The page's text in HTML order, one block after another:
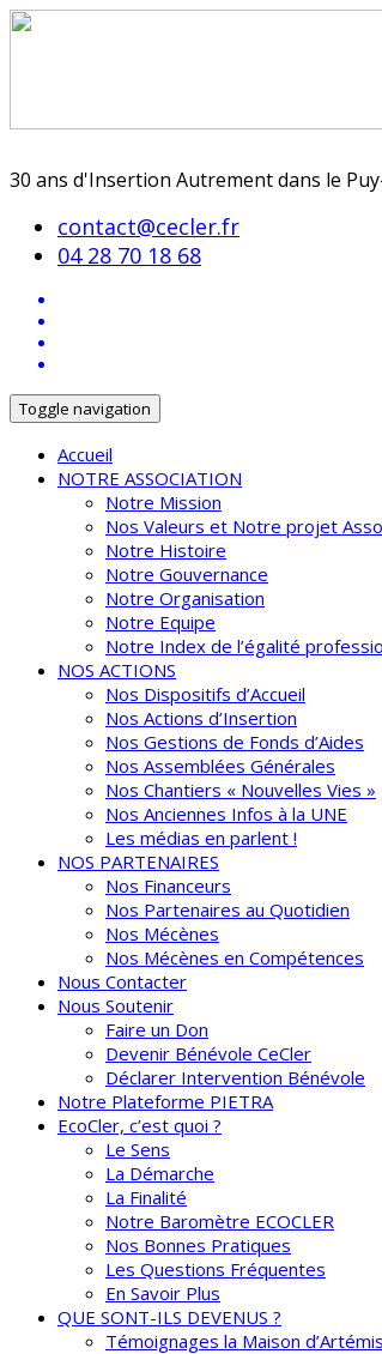
30 ans d'Insertion Autrement dans le
contact@cecler.fr
04 28 70 18 68
Toggle navigation
Accueil
NOTRE ASSOCIATION
Notre Mission
Nos Valeurs et Notre projet
Notre Histoire
Notre Gouvernance
Notre Organisation
Notre Equipe
Notre Index de l’égalité
NOS ACTIONS
Nos Dispositifs d’Accueil
Nos Actions d’Insertion
Nos Gestions de Fonds d’Aides
Nos Assemblées Générales
Nos Chantiers « Nouvelles Vies »
Nos Anciennes Infos à la UNE
Les médias en parlent !
NOS PARTENAIRES
Nos Financeurs
Nos Partenaires au Quotidien
Nos Mécènes
Nos Mécènes en Compétences
Nous Contacter
Nous Soutenir
Faire un Don
Devenir Bénévole CeCler
Déclarer Intervention Bénévole
Notre Plateforme PIETRA
EcoCler, c’est quoi ?
Le Sens
La Démarche
La Finalité
Notre Baromètre ECOCLER
Nos Bonnes Pratiques
Les Questions Fréquentes
En Savoir Plus
QUE SONT-ILS DEVENUS ?
Témoignages la Maison d’Artémis